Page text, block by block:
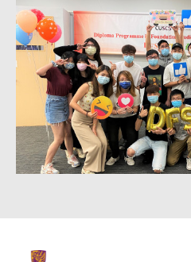
The Chinese Univeristy of hong Kong